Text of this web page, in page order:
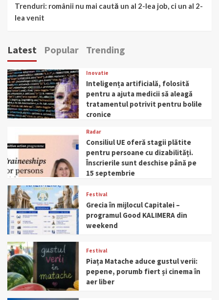
Trenduri: românii nu mai caută un al 2-lea job, ci un al 2-
lea venit
Latest Popular Trending
Inovatie
Inteligența artificială, folosită
pentru a ajuta medicii să aleagă
tratamentul potrivit pentru bolile
cronice
Radar
Consiliul UE oferă stagii plătite
pentru persoane cu dizabilități.
Înscrierile sunt deschise până pe
15 septembrie
Festival
Grecia în mijlocul Capitalei –
programul Good KALIMERA din
weekend
Festival
Piața Matache aduce gustul verii:
pepene, porumb fiert și cinema în
aer liber